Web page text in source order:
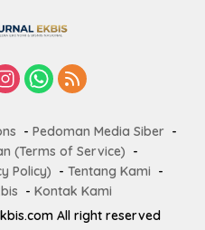
Pedoman Media Siber
(Terms of Service)
Policy)
Tentang Kami
Kontak Kami
All right reserved